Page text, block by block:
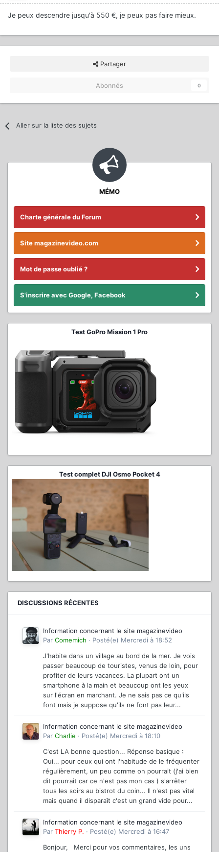
Je peux descendre jusqu'à 550 €, je peux pas faire mieux.
Partager
Abonnés 0
Aller sur la liste des sujets
MÉMO
Charte générale du Forum
Site magazinevideo.com
Mot de passe oublié ?
S'inscrire avec Google, Facebook
Test GoPro Mission 1 Pro
Test complet DJI Osmo Pocket 4
DISCUSSIONS RÉCENTES
Information concernant le site magazinevideo
Par Comemich · Posté(e) Mercredi à 18:52
J'habite dans un village au bord de la mer. Je vois
passer beaucoup de touristes, venus de loin, pour
profiter de leurs vacances. La plupart ont un
smartphone à la main et beaucoup ont les yeux
sur l'écran en marchant. Je ne sais pas ce qu'ils
font mais je suppose qu'ils ne font pas leur...
Information concernant le site magazinevideo
Par Charlie · Posté(e) Mercredi à 18:10
C'est LA bonne question... Réponse basique :
Oui... pour ceux qui ont l'habitude de le fréquenter
régulièrement, un peu comme on pourrait (j'ai bien
dit pourrait car ce n'est pas mon cas ) s'arrêter
tous les soirs au bistrot du coin... Il n'est pas vital
mais quand il disparaît c'est un grand vide pour...
Information concernant le site magazinevideo
Par Thierry P. · Posté(e) Mercredi à 16:47
Bonjour, Merci pour vos commentaires, les uns